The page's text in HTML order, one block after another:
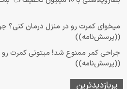
میخوای کمرت رو در منزل درمان کنی؟
((پرسش‌نامه))
جراحی کمر ممنوع شد! میتونی کمرت رو
((پرسش‌نامه))
پربازدیدترین